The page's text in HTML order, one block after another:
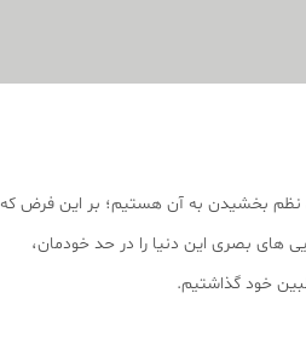
نظم بخشیدن به آن هستیم؛ بر این فرض که
های بصری این دنیا را در حد خودمان،
خود گذاشتیم.